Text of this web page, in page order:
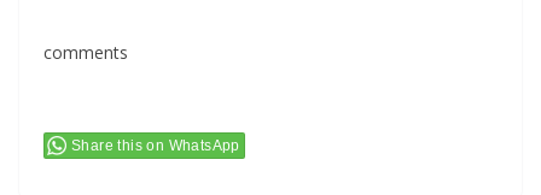
comments
Share this on WhatsApp